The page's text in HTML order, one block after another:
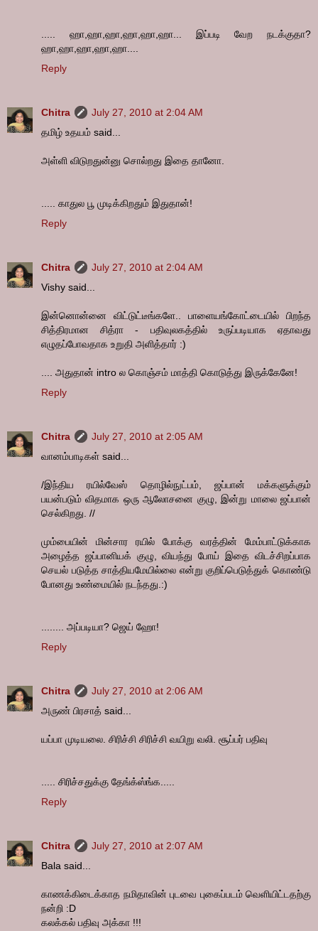
..... ஹா,ஹா,ஹா,ஹா,ஹா,ஹா... இப்படி வேற நடக்குதா?
ஹா,ஹா,ஹா,ஹா,ஹா....
Reply
Chitra
July 27, 2010 at 2:04 AM
தமிழ் உதயம் said...
அள்ளி விடுறதுன்னு சொல்றது இதை தானோ.
..... காதுல பூ முடிக்கிறதும் இதுதான்!
Reply
Chitra
July 27, 2010 at 2:04 AM
Vishy said...
இன்னொன்னை விட்டுட்டீங்களே.. பாளையங்கோட்டையில் பிறந்த
சித்திரமான சித்ரா - பதிவுலகத்தில் உருப்படியாக ஏதாவது
எழுதப்போவதாக உறுதி அளித்தார் :)
.... அதுதான் intro ல கொஞ்சம் மாத்தி கொடுத்து இருக்கேனே!
Reply
Chitra
July 27, 2010 at 2:05 AM
வானம்பாடிகள் said...
/இந்திய ரயில்வேஸ் தொழில்நுட்பம், ஜப்பான் மக்களுக்கும்
பயன்படும் விதமாக ஒரு ஆலோசனை குழு, இன்று மாலை ஜப்பான்
செல்கிறது. //
மும்பையின் மின்சார ரயில் போக்கு வரத்தின் மேம்பாட்டுக்காக
அழைத்த ஜப்பானியக் குழு, வியந்து போய் இதை விடச்சிறப்பாக
செயல் படுத்த சாத்தியமேயில்லை என்று குறிப்பெடுத்துக் கொண்டு
போனது உண்மையில் நடந்தது.:)
........ அப்படியா? ஜெய் ஹோ!
Reply
Chitra
July 27, 2010 at 2:06 AM
அருண் பிரசாத் said...
யப்பா முடியலை. சிரிச்சி சிரிச்சி வயிறு வலி. சூப்பர் பதிவு
..... சிரிச்சதுக்கு தேங்க்ஸ்ங்க.....
Reply
Chitra
July 27, 2010 at 2:07 AM
Bala said...
காணக்கிடைக்காத நமிதாவின் புடவை புகைப்படம் வெளியிட்டதற்கு
நன்றி :D
கலக்கல் பதிவு அக்கா !!!